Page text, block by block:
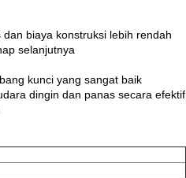
biaya konstruksi lebih rendah
selanjutnya
kunci yang sangat baik
dingin dan panas secara efektif